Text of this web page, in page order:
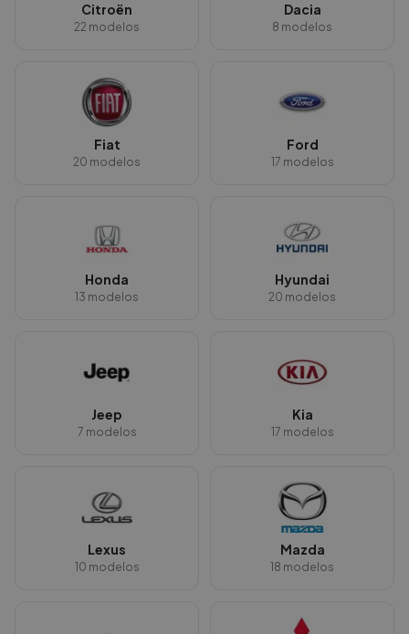
Citroën
22 modelos
Dacia
8 modelos
Fiat
20 modelos
Ford
17 modelos
Honda
13 modelos
Hyundai
20 modelos
Jeep
7 modelos
Kia
17 modelos
Lexus
10 modelos
Mazda
18 modelos